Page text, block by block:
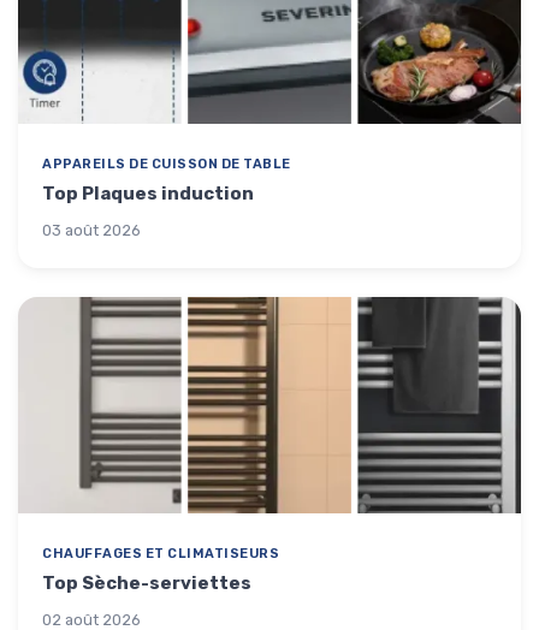
APPAREILS DE CUISSON DE TABLE
Top Plaques induction
03 août 2026
CHAUFFAGES ET CLIMATISEURS
Top Sèche-serviettes
02 août 2026